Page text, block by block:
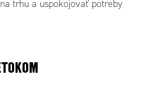
trhu a uspokojovať potreby